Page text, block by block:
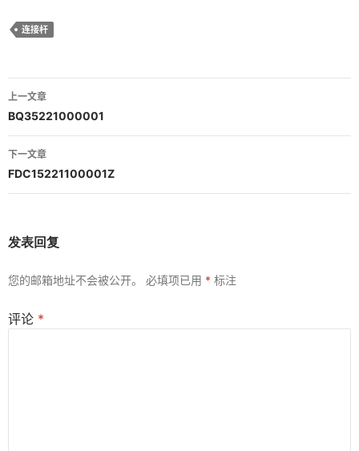
连接杆
文
章
导
航
上一文章
BQ35221000001
下一文章
FDC15221100001Z
发表回复
您的邮箱地址不会被公开。 必填项已用 * 标注
评论 *